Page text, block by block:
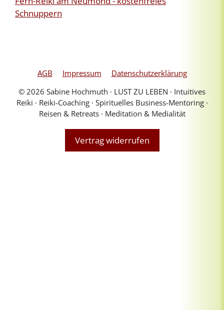
Schnuppern
AGB Impressum
Datenschutzerklärung
© 2026 Sabine Hochmuth ∙ LUST ZU LEBEN ∙ Intuitives
Reiki ∙ Reiki-Coaching ∙ Spirituelles Business-Mentoring ∙
Reisen & Retreats ∙ Meditation & Medialität
Vertrag widerrufen